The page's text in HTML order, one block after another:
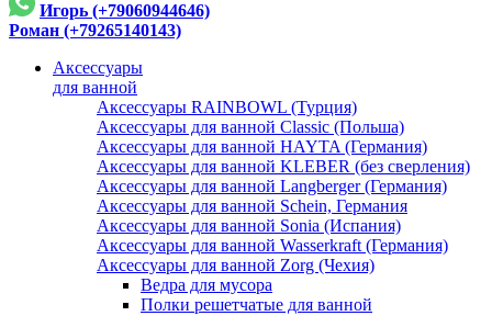
Игорь (+79060944646)
Роман (+79265140143)
Аксессуары
для ванной
Аксессуары RAINBOWL (Турция)
Аксессуары для ванной Classic (Польша)
Аксессуары для ванной HAYTA (Германия)
Аксессуары для ванной KLEBER (без сверления)
Аксессуары для ванной Langberger (Германия)
Аксессуары для ванной Schein, Германия
Аксессуары для ванной Sonia (Испания)
Аксессуары для ванной Wasserkraft (Германия)
Аксессуары для ванной Zorg (Чехия)
Ведра для мусора
Полки решетчатые для ванной